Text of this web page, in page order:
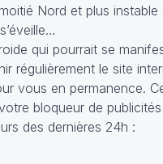
Nord et plus
qui pourrait se
régulièrement le site
vous en permanence.
bloqueur de
des dernières 24h :